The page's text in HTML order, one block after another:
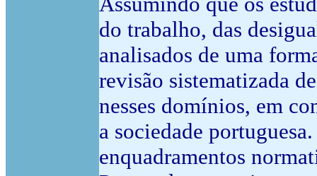
do trabalho, das
analisados de uma
revisão sistematizada
nesses domínios, em
a sociedade
enquadramentos